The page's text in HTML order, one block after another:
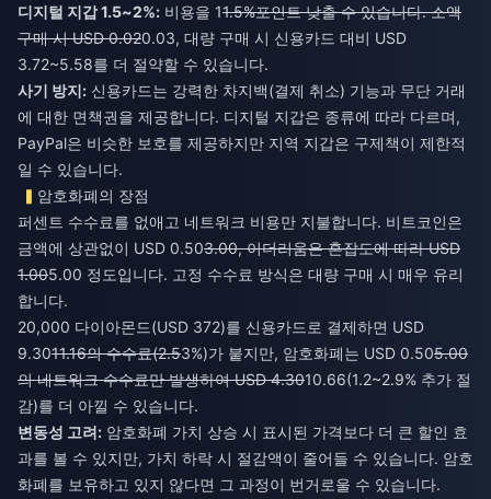
디지털 지갑 1.5~2%: 비용을 11.5%포인트 낮출 수 있습니다. 소액
구매 시 USD 0.020.03, 대량 구매 시 신용카드 대비 USD
3.72~5.58를 더 절약할 수 있습니다.
사기 방지: 신용카드는 강력한 차지백(결제 취소) 기능과 무단 거래
에 대한 면책권을 제공합니다. 디지털 지갑은 종류에 따라 다르며,
PayPal은 비슷한 보호를 제공하지만 지역 지갑은 구제책이 제한적
일 수 있습니다.
암호화폐의 장점
퍼센트 수수료를 없애고 네트워크 비용만 지불합니다. 비트코인은
금액에 상관없이 USD 0.503.00, 이더리움은 혼잡도에 따라 USD
1.005.00 정도입니다. 고정 수수료 방식은 대량 구매 시 매우 유리
합니다.
20,000 다이아몬드(USD 372)를 신용카드로 결제하면 USD
9.3011.16의 수수료(2.53%)가 붙지만, 암호화폐는 USD 0.505.00
의 네트워크 수수료만 발생하여 USD 4.3010.66(1.2~2.9% 추가 절
감)를 더 아낄 수 있습니다.
변동성 고려: 암호화폐 가치 상승 시 표시된 가격보다 더 큰 할인 효
과를 볼 수 있지만, 가치 하락 시 절감액이 줄어들 수 있습니다. 암호
화폐를 보유하고 있지 않다면 그 과정이 번거로울 수 있습니다.